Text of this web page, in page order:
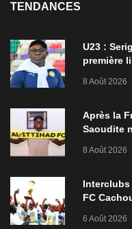
TENDANCES
U23 :
première
8 Août 2026
Après la
Saoudite
8 Août 2026
Interclubs
FC
6 Août 2026